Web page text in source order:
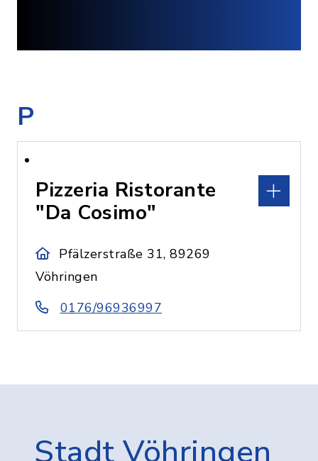
P
Pizzeria Ristorante
"Da Cosimo"
Pfälzerstraße 31, 89269
Vöhringen
0176/96936997
Stadt Vöhringen